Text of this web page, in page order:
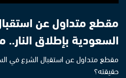
مقطع متداول عن
السعودية بإطلاق النار..
مقطع متداول عن استقبال الشرع في
حقيقته؟